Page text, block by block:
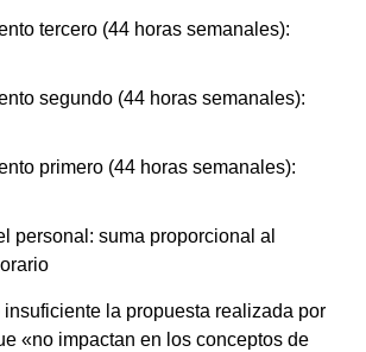
tercero (44 horas semanales):
segundo (44 horas semanales):
primero (44 horas semanales):
personal: suma proporcional al
la propuesta realizada por
«no impactan en los conceptos de